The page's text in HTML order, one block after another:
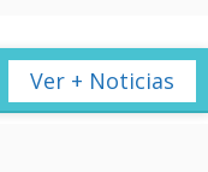
Ver + Noticias